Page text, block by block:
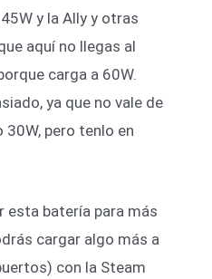
y la Ally y otras
aquí no llegas al
carga a 60W.
ya que no vale de
pero tenlo en
esta batería para más
cargar algo más a
con la Steam